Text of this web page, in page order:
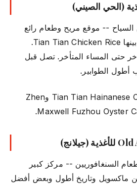
السياح -- موقع مريح وطعام رائع
وكشكات مشهورة من بينها Tian Tian Chicken Rice.
حتى المساء المتأخر. تصل قبل
لا تفوت: Tian Tian Hainanese Chicken Rice وZhen
السنغافوريين -- مركز كبير
ماكسويل وتاريخ أطول وبعض أفضل